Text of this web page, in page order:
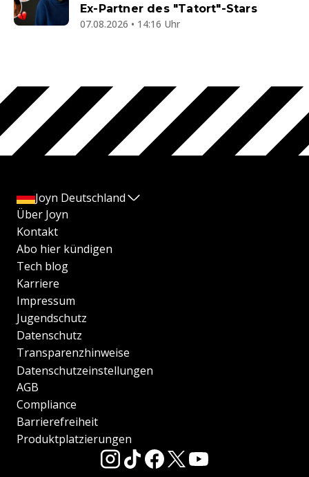
Ex-Partner des "Tatort"-Stars
07.08.2026 • 14:16 Uhr
Joyn Deutschland
Über Joyn
Kontakt
Abo hier kündigen
Tech blog
Karriere
Impressum
Jugendschutz
Datenschutz
Transparenzhinweise
Datenschutzeinstellungen
AGB
Compliance
Barrierefreiheit
Produktplatzierungen